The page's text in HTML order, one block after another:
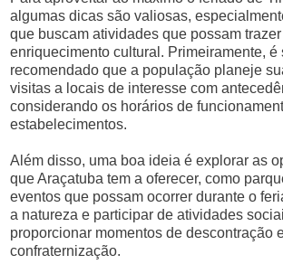
algumas dicas são valiosas,
que buscam atividades que possam
enriquecimento cultural. Primeiramente, é
recomendado que a população planeje
visitas a locais de interesse com
considerando os horários de
estabelecimentos.
Além disso, uma boa ideia é explorar as
que Araçatuba tem a oferecer, como
eventos que possam ocorrer durante o
a natureza e participar de atividades
proporcionar momentos de descontração
confraternização.